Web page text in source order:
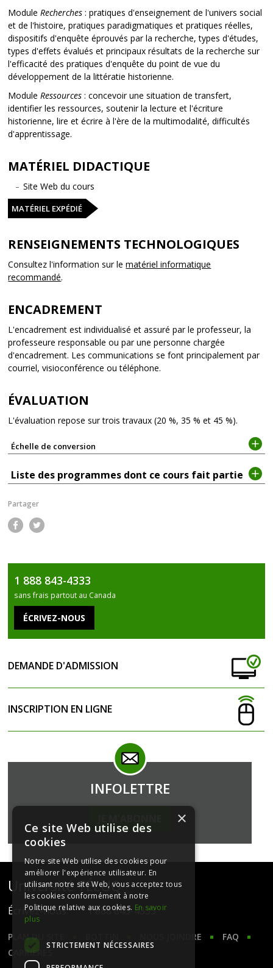
Module Recherches : pratiques d'enseignement de l'univers social
et de l'histoire, pratiques paradigmatiques et pratiques réelles,
dispositifs d'enquête éprouvés par la recherche, types d'études,
types d'effets évalués et principaux résultats de la recherche sur
l'efficacité des pratiques d'enquête du point de vue du
développement de la littératie historienne.
Module Ressources: concevoir une situation de transfert,
identifier les ressources, soutenir la lecture et l'écriture
historienne, lire et écrire à l'ère de la multimodalité, difficultés
d'apprentissage.
MATÉRIEL DIDACTIQUE
Site Web du cours
MATÉRIEL EXPÉDIÉ
RENSEIGNEMENTS TECHNOLOGIQUES
Consultez l'information sur lematériel informatique
recommandé.
ENCADREMENT
L'encadrement est individualisé et assuré par le professeur, la
professeure responsable ou par une personne chargée
d'encadrement. Les communications se font principalement par
courriel, visioconférence ou téléphone.
ÉVALUATION
L'évaluation repose sur trois travaux (20 %, 35 % et 45 %).
Échelle de conversion
Liste des programmes dont ce cours fait partie
Partager
ebo
ok
tter
1 888 843-4333
sans frais partout au Canada
DEMANDE D'ADMISSION
INSCRIPTION EN LIGNE
INFOLETTRE
Université TÉLUQ
Écrivez-nous 1 888 843-4333
PLAN DU SITE NOUS JOINDRE
FAQ
CARRIÈRES
×
Ce site Web utilise des
cookies
Notre site Web utilise des cookies pour
améliorer l'expérience utilisateur. En
utilisant notre site Web, vous acceptez tous
les cookies conformément à notre
Politique relative aux cookies. En savoir
plus
STRICTEMENT NÉCESSAIRES